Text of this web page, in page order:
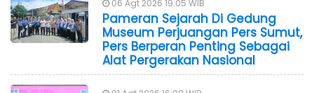
06 Agt 2026 19:05 WIB
Pameran Sejarah Di Gedung
Museum Perjuangan Pers Sumut,
Pers Berperan Penting Sebagai
Alat Pergerakan Nasional